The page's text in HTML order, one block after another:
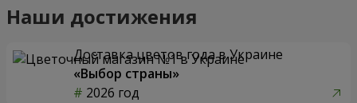
Наши достижения
Доставка цветов года в Украине
«Выбор страны»
2026 год